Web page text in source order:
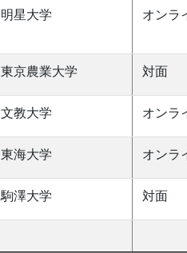
明星大学 オンラ
東京農業大学 対面
文教大学 オンラ
東海大学 オンラ
駒澤大学 対面